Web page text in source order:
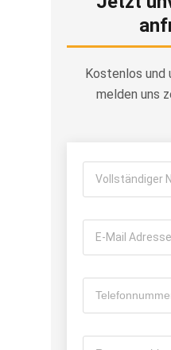
Kostenlos und
melden uns